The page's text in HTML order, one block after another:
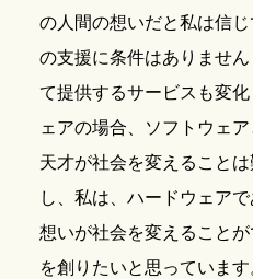
の人間の想いだと私は信
の支援に条件はありませ
て提供するサービスも変
ェアの場合、ソフトウェ
天才が社会を変えること
し、私は、ハードウェア
想いが社会を変えること
を創りたいと思っています